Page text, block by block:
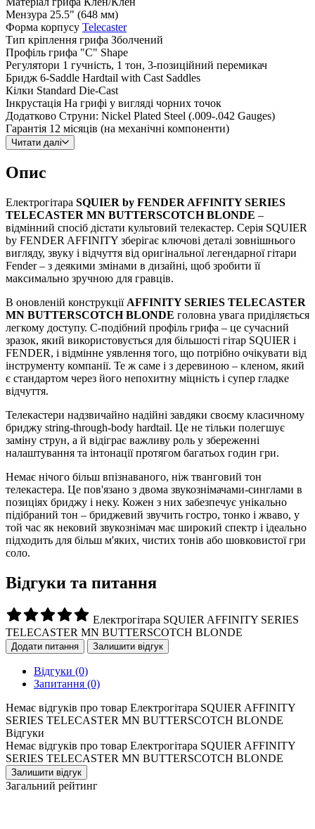
Мензура 25.5" (648 мм)
Форма корпусу Telecaster
Тип кріплення грифа Зболчений
Профіль грифа "C" Shape
Регулятори 1 гучність, 1 тон, 3-позиційний перемикач
Бридж 6-Saddle Hardtail with Cast Saddles
Кілки Standard Die-Cast
Інкрустація На грифі у вигляді чорних точок
Додатково Струни: Nickel Plated Steel (.009-.042 Gauges)
Гарантія 12 місяців (на механічні компоненти)
Читати далі
Опис
Електрогітара SQUIER by FENDER AFFINITY SERIES
TELECASTER MN BUTTERSCOTCH BLONDE –
відмінний спосіб дістати культовий телекастер. Серія SQUIER
by FENDER AFFINITY зберігає ключові деталі зовнішнього
вигляду, звуку і відчуття від оригінальної легендарної гітари
Fender – з деякими змінами в дизайні, щоб зробити її
максимально зручною для гравців.
В оновленій конструкції AFFINITY SERIES TELECASTER
MN BUTTERSCOTCH BLONDE головна увага приділяється
легкому доступу. C-подібний профіль грифа – це сучасний
зразок, який використовується для більшості гітар SQUIER і
FENDER, і відмінне уявлення того, що потрібно очікувати від
інструменту компанії. Те ж саме і з деревиною – кленом, який
є стандартом через його непохитну міцність і супер гладке
відчуття.
Телекастери надзвичайно надійні завдяки своєму класичному
бриджу string-through-body hardtail. Це не тільки полегшує
заміну струн, а й відіграє важливу роль у збереженні
налаштування та інтонації протягом багатьох годин гри.
Немає нічого більш впізнаваного, ніж тванговий тон
телекастера. Це пов'язано з двома звукознімачами-синглами в
позиціях бриджу і неку. Кожен з них забезпечує унікально
підібраний тон – бриджевий звучить гостро, тонко і жваво, у
той час як нековий звукознімач має широкий спектр і ідеально
підходить для більш м'яких, чистих тонів або шовковистої гри
соло.
Відгуки та питання
Електрогітара SQUIER AFFINITY SERIES
TELECASTER MN BUTTERSCOTCH BLONDE
Додати питання Залишити відгук
Відгуки (0)
Запитання (0)
Немає відгуків про товар Електрогітара SQUIER AFFINITY
SERIES TELECASTER MN BUTTERSCOTCH BLONDE
Відгуки
Немає відгуків про товар Електрогітара SQUIER AFFINITY
SERIES TELECASTER MN BUTTERSCOTCH BLONDE
Залишити відгук
Загальний рейтинг